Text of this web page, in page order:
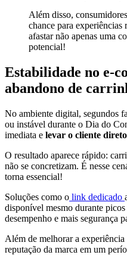
Além disso,
chance para
afastar não apenas uma
potencial!
Estabilidade no e-
abandono de
No ambiente digital, segundos
ou instável durante o Dia do
imediata e levar o cliente
O resultado aparece rápido:
não se concretizam. É nesse
torna essencial!
Soluções como o link dedicado
disponível mesmo durante
desempenho e mais segurança
Além de melhorar a
reputação da marca em um